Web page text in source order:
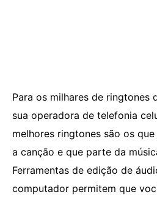
Para os milhares de ringtones
sua operadora de telefonia
melhores ringtones são os
a canção e que parte da
Ferramentas de edição de
computador permitem que